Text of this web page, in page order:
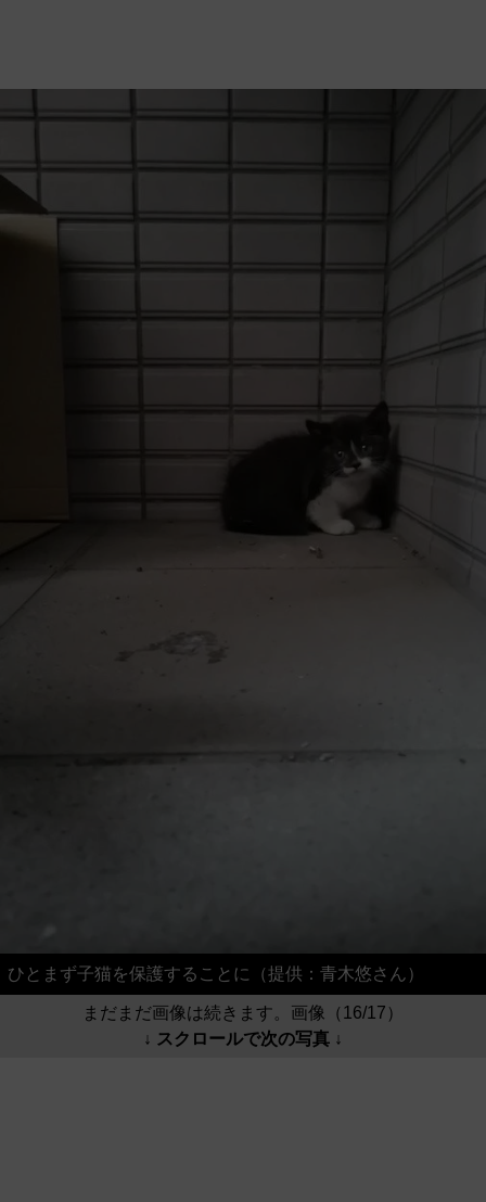
ひとまず子猫を保護することに（提供：青木悠さん）
まだまだ画像は続きます。画像（16/17）
↓ スクロールで次の写真 ↓